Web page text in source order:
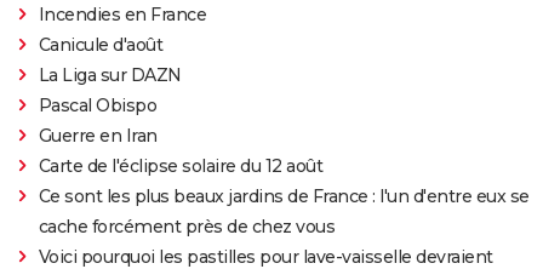
Incendies en France
Canicule d'août
La Liga sur DAZN
Pascal Obispo
Guerre en Iran
Carte de l'éclipse solaire du 12 août
Ce sont les plus beaux jardins de France : l'un d'entre eux se
cache forcément près de chez vous
Voici pourquoi les pastilles pour lave-vaisselle devraient